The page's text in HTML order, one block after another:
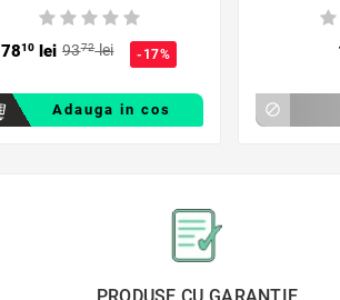
7810lei 9372lei -17%
Adauga in cos 
PRODUSE CU GARANTIE